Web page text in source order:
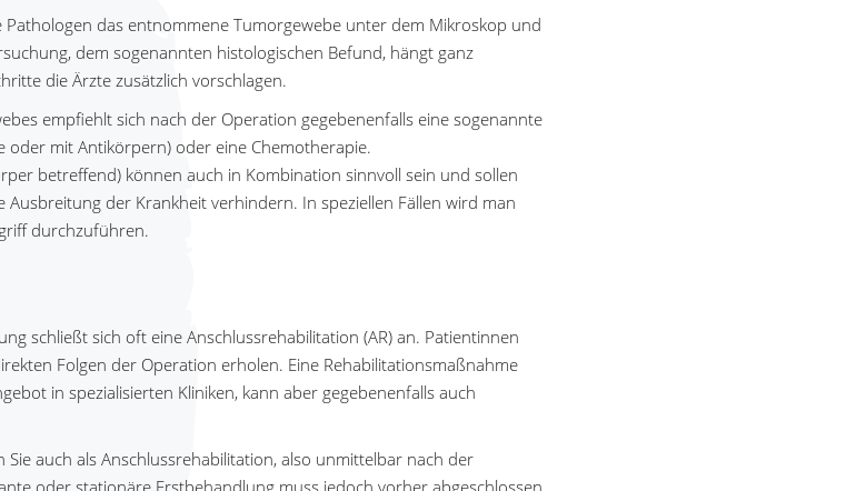
das entnommene Tumorgewebe unter dem Mikroskop und
dem sogenannten histologischen Befund, hängt ganz
die Ärzte zusätzlich vorschlagen.
empfiehlt sich nach der Operation gegebenenfalls eine sogenannte
mit Antikörpern) oder eine Chemotherapie.
betreffend) können auch in Kombination sinnvoll sein und sollen
Ausbreitung der Krankheit verhindern. In speziellen Fällen wird man
durchzuführen.
schließt sich oft eine Anschlussrehabilitation (AR) an. Patientinnen
Folgen der Operation erholen. Eine Rehabilitationsmaßnahme
in spezialisierten Kliniken, kann aber gegebenenfalls auch
auch als Anschlussrehabilitation, also unmittelbar nach der
oder stationäre Erstbehandlung muss jedoch vorher abgeschlossen